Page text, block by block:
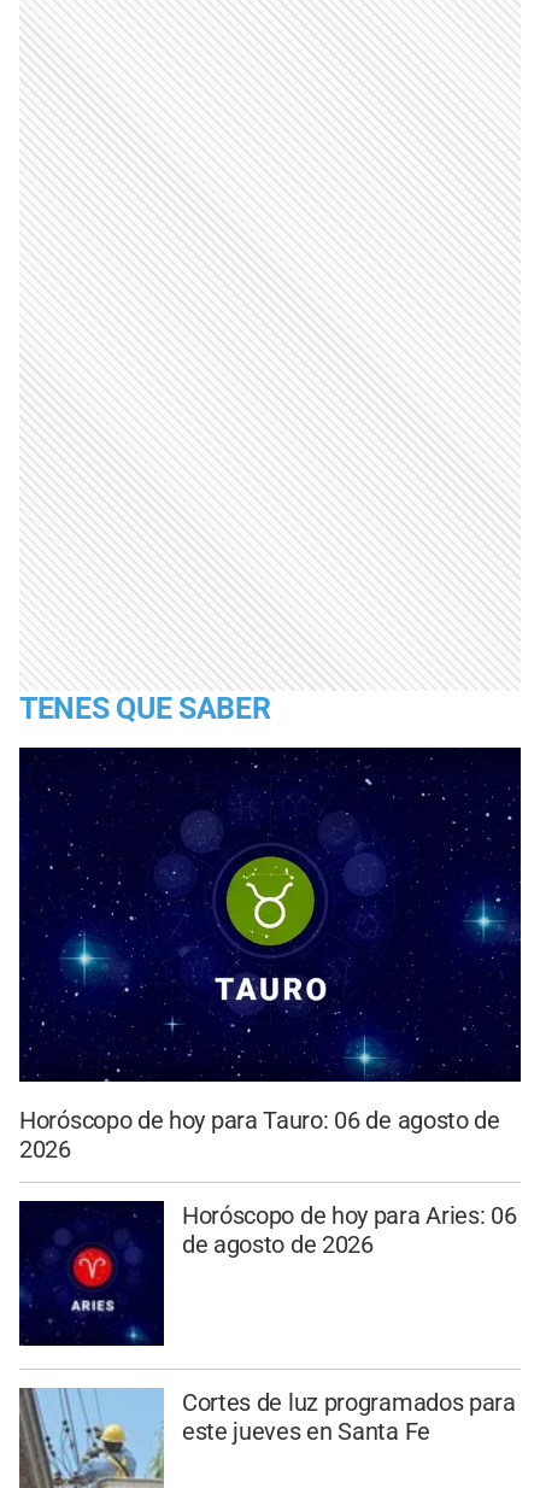
TENES QUE SABER
Horóscopo de hoy para Tauro: 06 de agosto de
2026
Horóscopo de hoy para Aries: 06
de agosto de 2026
Cortes de luz programados para
este jueves en Santa Fe